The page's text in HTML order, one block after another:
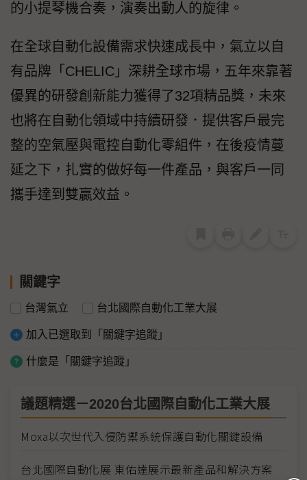
的小提琴機合奏，演奏出動人的旋律。
在全球自動化設備需求快速成長中，氣立以自
有品牌「CHELIC」深耕全球市場，五年來靠著
優異的研發創新能力獲得了32項精品獎，未來
也將在自動化領域中持續研發．提供客戶最完
整的空氣壓與電控自動化零組件，在後疫情蔓
延之下，扎實的做好每一件產品，與客戶一同
攜手達到雙贏效益。
關鍵字
台灣氣立 台北國際自動化工業大展
加入已選取到「關鍵字追蹤」
什麼是「關鍵字追蹤」
議題精選－2020台北國際自動化工業大展
Moxa以次世代入侵防禦系統保護自動化關鍵設備
台北國際自動化展 東佑達展示最新產品和解決方案